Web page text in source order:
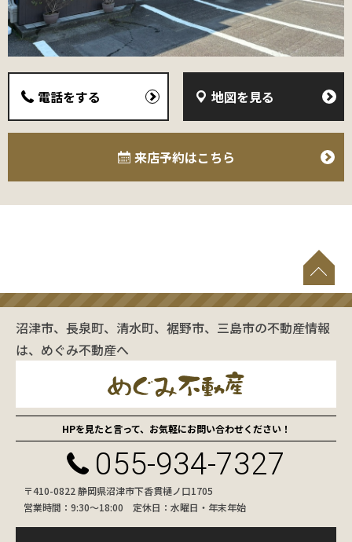
電話をする 地図を見る
来店予約はこちら
沼津市、長泉町、清水町、裾野市、三島市の不動産情報
は、めぐみ不動産へ
HPを見たと言って、お気軽にお問い合わせください！
055-934-7327
〒410-0822 静岡県沼津市下香貫樋ノ口1705
営業時間：9:30〜18:00 定休日：水曜日・年末年始